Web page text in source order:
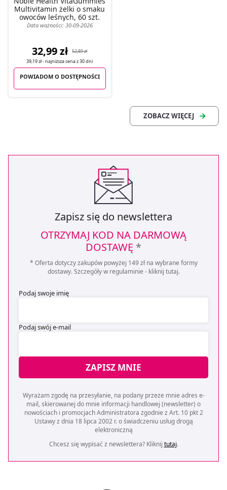
dla funkcjonowania Strony. Będzie się to jednak wiązało
z brakiem dostępu do wszystkich funkcjonalności
Multivitamin żelki o smaku
owoców leśnych, 60 szt.
Data ważności: 30-09-2026
32,99 zł
52,89 zł
39,19 zł- najniższa cena z30 dni
POWIADOM O DOSTĘPNOŚCI
Zapisz się do newslettera
OTRZYMAJ KOD NA DARMOWĄ
DOSTAWĘ *
* Oferta dotyczy zakupów powyżej 149 zł na wybrane formy
dostawy. Szczegóły w regulaminie - kliknij tutaj.
Podaj swoje imię
Podaj swój e-mail
ZAPISZ MNIE
Wyrażam zgodę na przesyłanie, na podany przeze mnie adres e-
mail, skierowanej do mnie informacji handlowej (newsletter) o
nowościach i promocjach Administratora zgodnie z Art. 10 pkt 2
Ustawy z dnia 18 lipca 2002 r. o świadczeniu usług drogą
elektroniczną
Chcesz się wypisać z newslettera? Kliknij tutaj.